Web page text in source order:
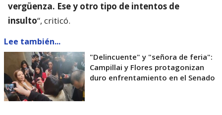
vergüenza. Ese y otro tipo de intentos de
insulto“, criticó.
Lee también...
"Delincuente" y "señora de feria":
Campillai y Flores protagonizan
duro enfrentamiento en el Senado